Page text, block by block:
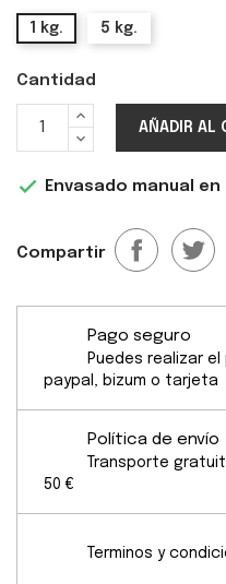
1 kg. 5 kg.
Cantidad
AÑADIR AL
 Envasado manual
Compartir
Pago seguro
Puedes realizar
paypal, bizum o tarjeta
Política de envío
Transporte
50 €
Terminos y